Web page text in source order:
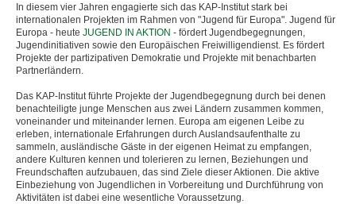
Meilensteine seit 1994
1994 - Gründung des KAP-Institutes
Erlebnispädagogik
1996 - Peter Alberter erhält den Outward Bound
Preis
1997 - 2001 - internationale Projekte "Jugend für
Europa"
▼
In diesem vier Jahren engagierte sich das KAP-Institut stark bei
internationalen Projekten im Rahmen von "Jugend für Europa". Jugend für
Europa - heute JUGEND IN AKTION - fördert Jugendbegegnungen,
Jugendinitiativen sowie den Europäischen Freiwilligendienst. Es fördert
Projekte der partizipativen Demokratie und Projekte mit benachbarten
Partnerländern.
Das KAP-Institut führte Projekte der Jugendbegegnung durch bei denen
benachteiligte junge Menschen aus zwei Ländern zusammen kommen,
voneinander und miteinander lernen. Europa am eigenen Leibe zu
erleben, internationale Erfahrungen durch Auslandsaufenthalte zu
sammeln, ausländische Gäste in der eigenen Heimat zu empfangen,
andere Kulturen kennen und tolerieren zu lernen, Beziehungen und
Freundschaften aufzubauen, das sind Ziele dieser Aktionen. Die aktive
Einbeziehung von Jugendlichen in Vorbereitung und Durchführung von
Aktivitäten ist dabei eine wesentliche Voraussetzung.